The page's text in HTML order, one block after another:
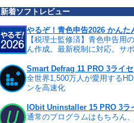
新着ソフトレビュー
やるぞ！青色申告2026 かん
【税理士監修済】青色申告用
ん作成。最新税制に対応。サ
Smart Defrag 11 PRO 3ライ
全世界1,500万人が愛用する
ンを高速化
IObit Uninstaller 15 PRO 3ラ
通常のプログラムはもちろん